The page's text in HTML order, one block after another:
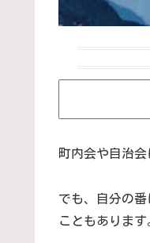
町内会や自治
でも、自分の
こともあります